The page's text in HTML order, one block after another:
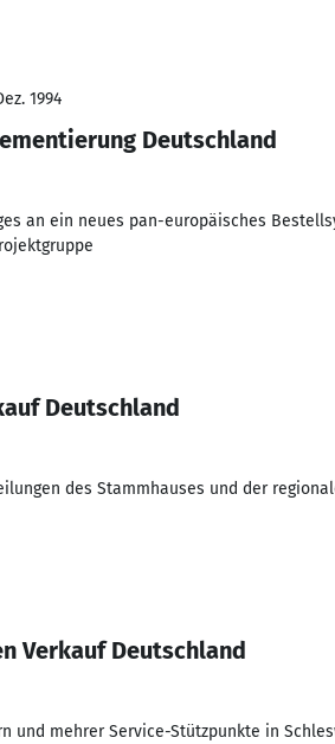
1994
Deutschland
an ein neues pan-europäisches
Deutschland
des Stammhauses und der
Verkauf Deutschland
und mehrer Service-Stützpunkte in